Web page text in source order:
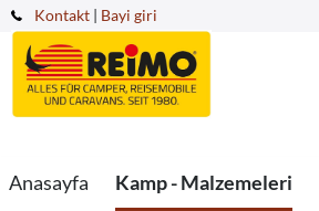
Kontakt | Bayi giri
Anasayfa Kamp - Malzemeleri